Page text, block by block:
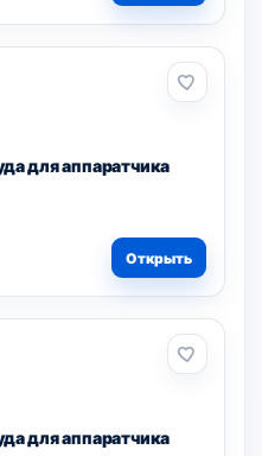
для аппаратчика
Открыть
для аппаратчика